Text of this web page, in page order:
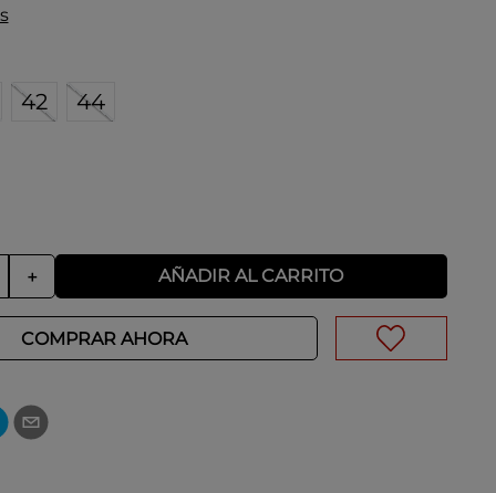
42 44
＋ AÑADIR AL CARRITO
COMPRAR AHORA